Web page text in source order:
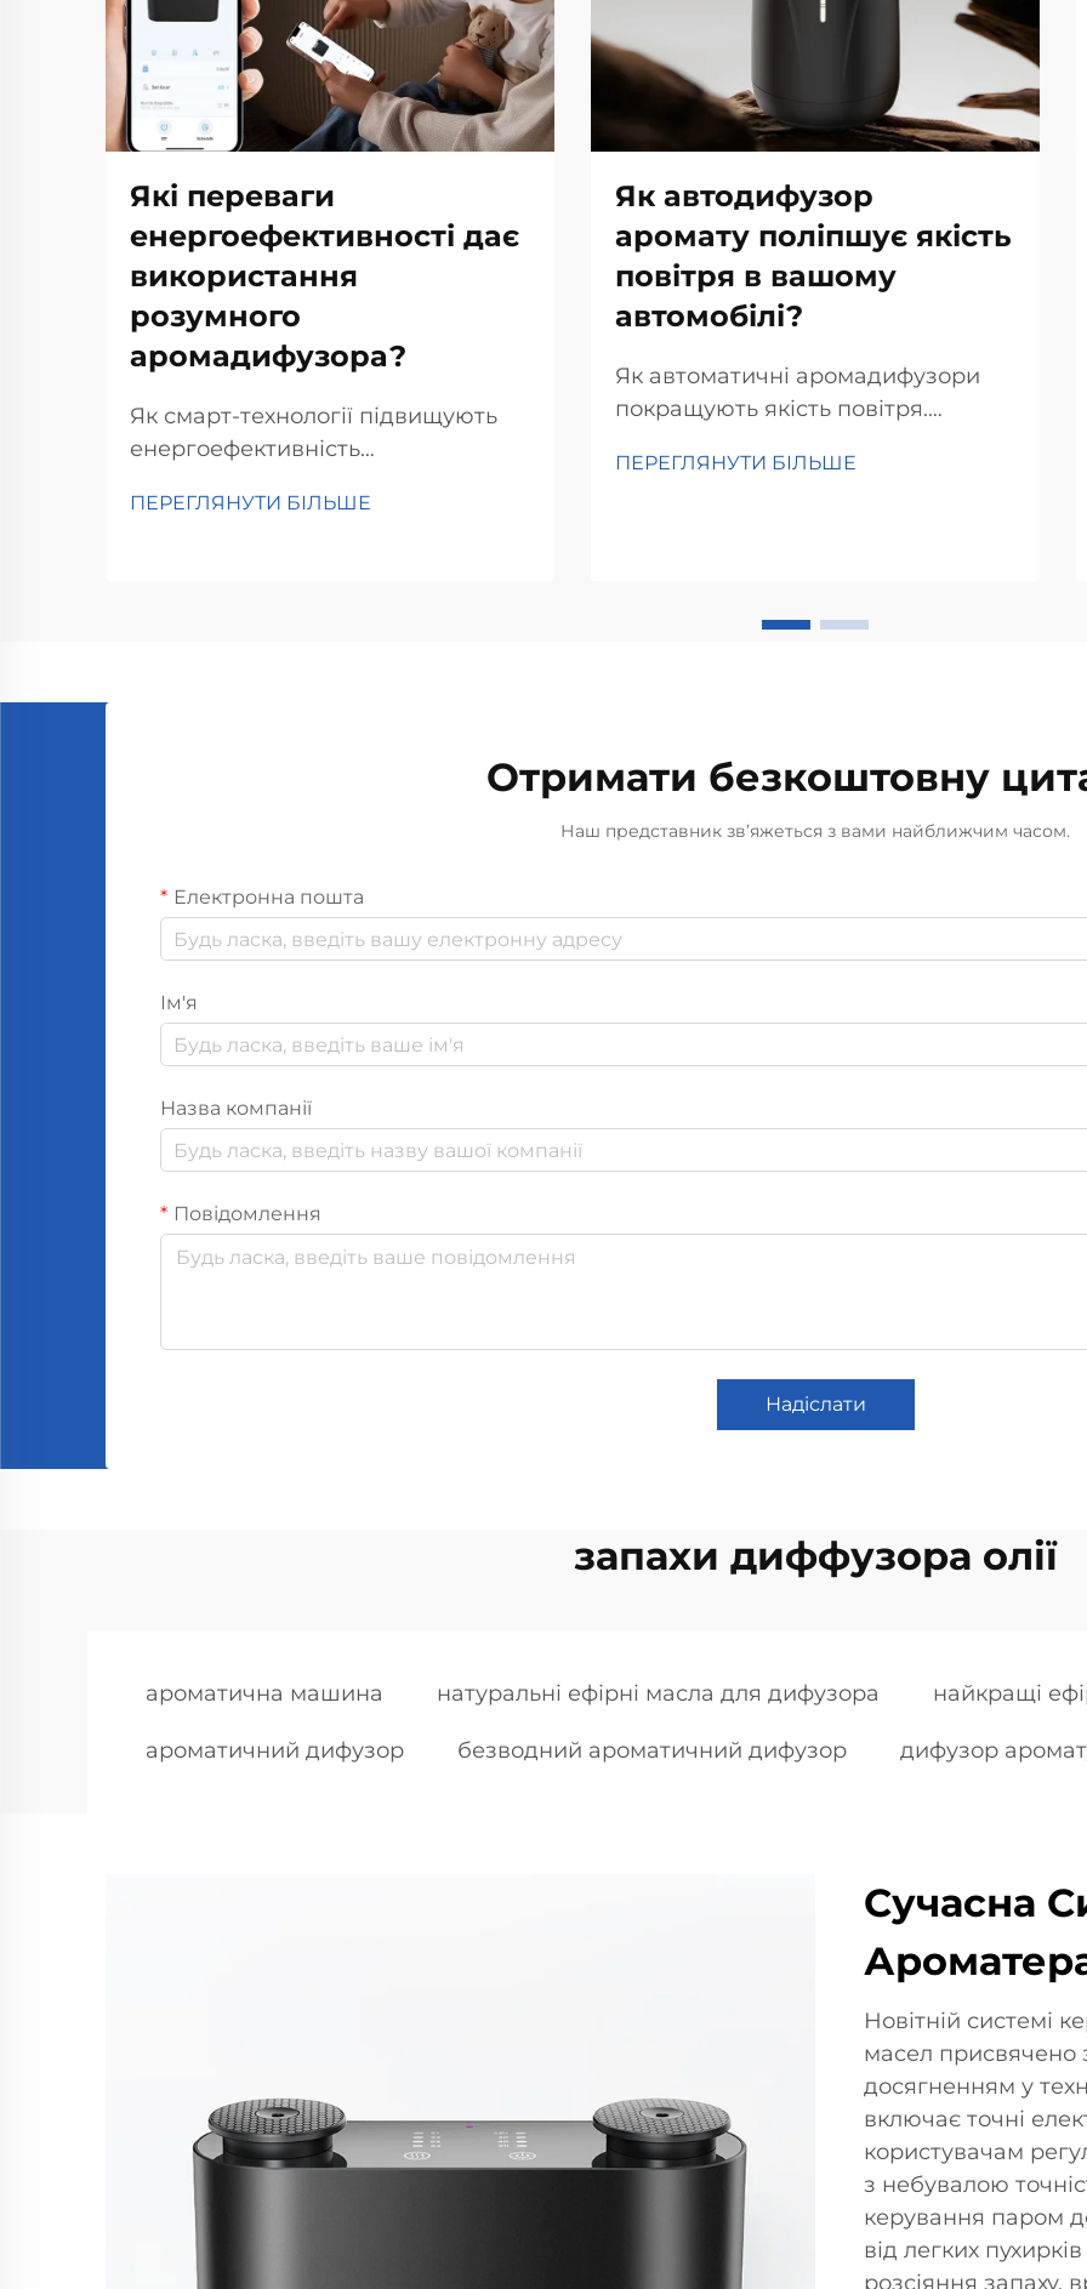
Які переваги
енергоефективності дає
використання
розумного
аромадифузора?
Як смарт-технології підвищують
енергоефективність
технології Інтернету речей (IoT)
та регулюючи обсяг використання
ПЕРЕГЛЯНУТИ БІЛЬШЕ
Як автодифузор
аромату поліпшує якість
повітря в вашому
автомобілі?
Як автоматичні аромадифузори
покращують якість повітря.
запахів. Просто додайте ефірну
відміну від традиційних
ПЕРЕГЛЯНУТИ БІЛЬШЕ
Отримати безкоштовну
Наш представник зв’яжеться з вами найближчим часом.
Електронна пошта
Ім'я
Назва компанії
Повідомлення
Надіслати
запахи диффузора олії
ароматична машина натуральні ефірні масла для дифузора найкращі
ароматичний дифузор безводний ароматичний дифузор дифузор
Сучасна
Новітній системі
масел присвячено
досягненням у
включає точні
користувачам
з небувалою
керування паром
від легких
розсіяння запаху,